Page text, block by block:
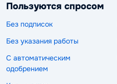
Пользуются спросом
Без подписок
Без указания работы
С автоматическим
одобрением